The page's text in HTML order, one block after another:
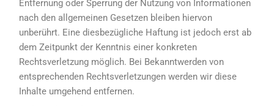
Entfernung oder Sperrung der Nutzung von Informationen
nach den allgemeinen Gesetzen bleiben hiervon
unberührt. Eine diesbezügliche Haftung ist jedoch erst ab
dem Zeitpunkt der Kenntnis einer konkreten
Rechtsverletzung möglich. Bei Bekanntwerden von
entsprechenden Rechtsverletzungen werden wir diese
Inhalte umgehend entfernen.